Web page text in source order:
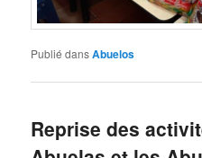
Publié dansAbuelos
Reprise des